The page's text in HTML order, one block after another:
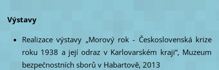
Výstavy
Realizace výstavy „Morový rok - Československá krize
roku 1938 a její odraz v Karlovarském kraji“, Muzeum
bezpečnostních sborů v Habartově, 2013